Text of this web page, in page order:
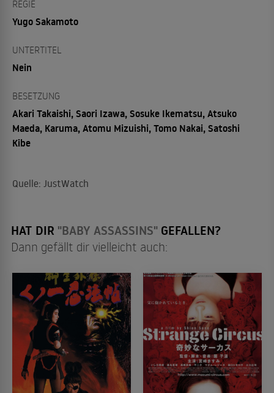
REGIE
Yugo Sakamoto
UNTERTITEL
Nein
BESETZUNG
Akari Takaishi, Saori Izawa, Sosuke Ikematsu, Atsuko
Maeda, Karuma, Atomu Mizuishi, Tomo Nakai, Satoshi
Kibe
Quelle: JustWatch
HAT DIR "BABY ASSASSINS" GEFALLEN?
Dann gefällt dir vielleicht auch: